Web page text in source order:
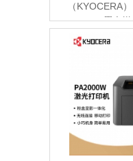
（KYOCERA）
PA2000 黑白激
光打印机多功能
一体机